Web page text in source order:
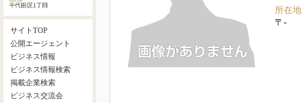
サイトTOP
公開エージェント
ビジネス情報
ビジネス情報検索
掲載企業検索
ビジネス交流会
所在地
〒-